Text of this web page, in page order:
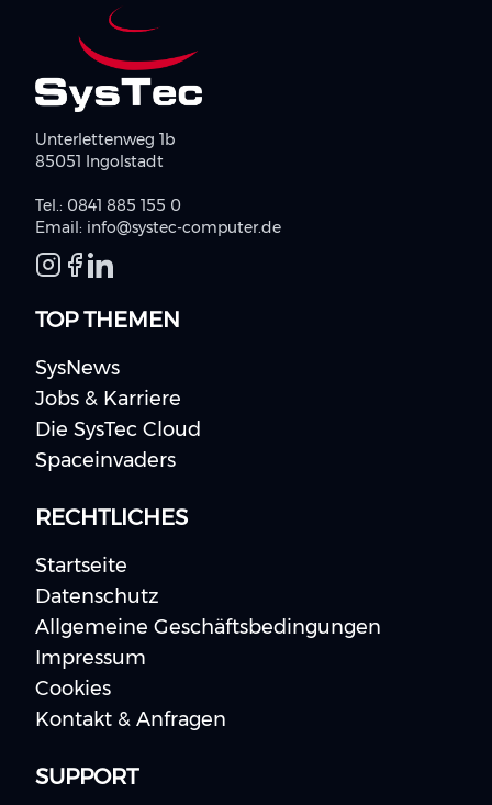
Unterlettenweg 1b
85051 Ingolstadt
Tel.: 0841 885 155 0
Email: info@systec-computer.de
TOP THEMEN
SysNews
Jobs & Karriere
Die SysTec Cloud
Spaceinvaders
RECHTLICHES
Startseite
Datenschutz
Allgemeine Geschäftsbedingungen
Impressum
Cookies
Kontakt & Anfragen
SUPPORT